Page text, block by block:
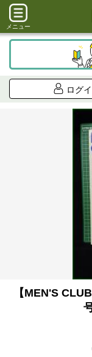
メニュー
ログ
【MEN'S